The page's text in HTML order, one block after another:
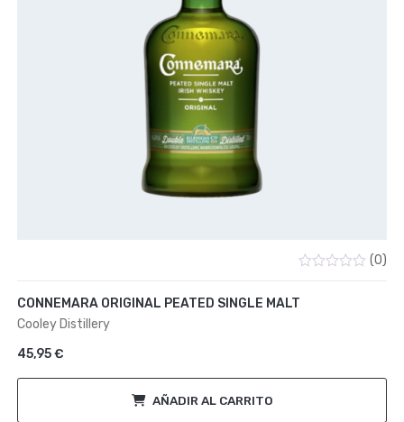
(0)
CONNEMARA ORIGINAL PEATED SINGLE MALT
Cooley Distillery
45,95€
AÑADIR AL CARRITO